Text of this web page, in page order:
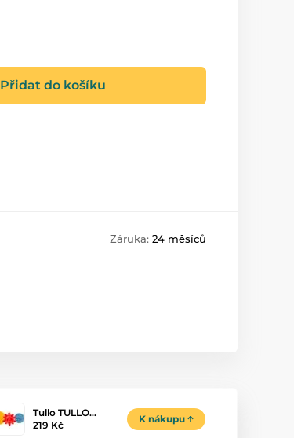
Přidat do košíku
Záruka: 24 měsíců
Tullo TULLO…
219 Kč
K nákupu